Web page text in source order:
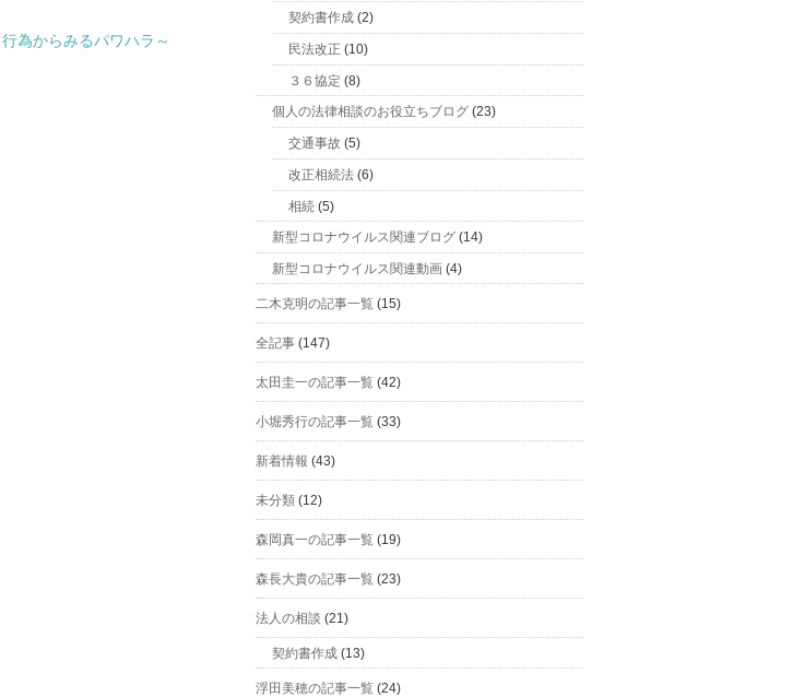
為からみるパワハラ～
契約書作成 (2)
民法改正 (10)
３６協定 (8)
個人の法律相談のお役立ちブログ (23)
交通事故 (5)
改正相続法 (6)
相続 (5)
新型コロナウイルス関連ブログ (14)
新型コロナウイルス関連動画 (4)
二木克明の記事一覧 (15)
全記事 (147)
太田圭一の記事一覧 (42)
小堀秀行の記事一覧 (33)
新着情報 (43)
未分類 (12)
森岡真一の記事一覧 (19)
森長大貴の記事一覧 (23)
法人の相談 (21)
契約書作成 (13)
浮田美穂の記事一覧 (24)